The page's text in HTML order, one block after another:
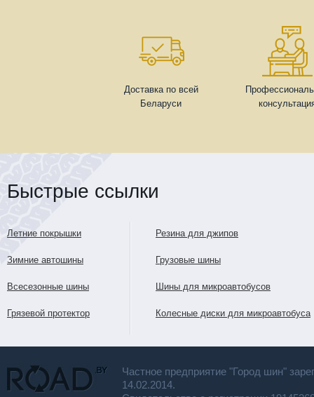
Доставка по всей
Беларуси
Быстрые ссылки
Летние покрышки
Зимние автошины
Всесезонные шины
Грязевой протектор
Резина для джипов
Грузовые шины
Шины для микроавтобусов
Колесные диски для микроавтобуса
Частное предприятие "Город шин"
14.02.2014.